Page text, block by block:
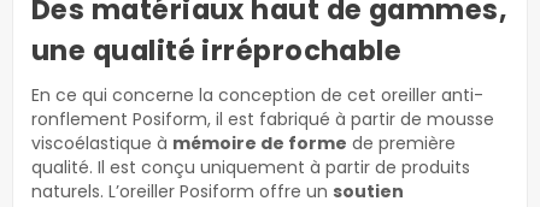
Des matériaux haut de gammes,
une qualité irréprochable
En ce qui concerne la conception de cet oreiller anti-
ronflement Posiform, il est fabriqué à partir de mousse
viscoélastique à mémoire de forme de première
qualité. Il est conçu uniquement à partir de produits
naturels. L’oreiller Posiform offre un soutien